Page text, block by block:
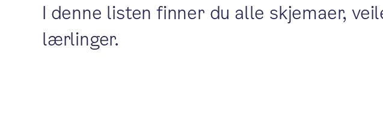
I denne listen finner du alle skjemaer,
lærlinger.